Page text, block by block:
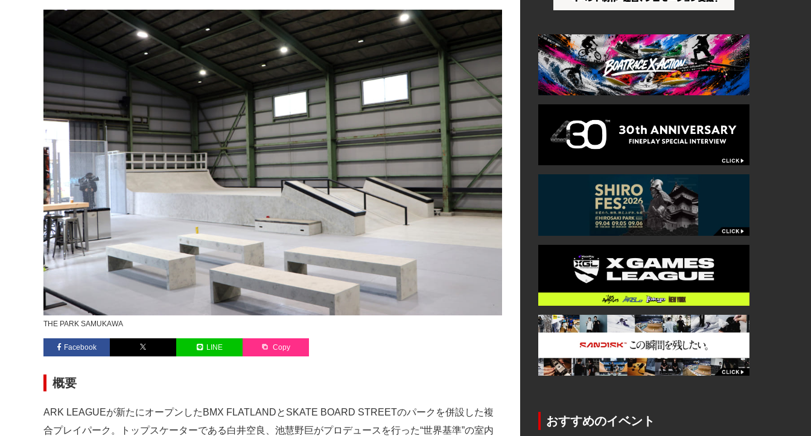
THE PARK SAMUKAWA
Facebook LINE Copy
概要
ARK LEAGUEが新たにオープンしたBMX FLATLANDとSKATE BOARD STREETのパークを併設した複
合プレイパーク。トップスケーターである白井空良、池慧野巨がプロデュースを行った“世界基準”の室内
おすすめのイベント